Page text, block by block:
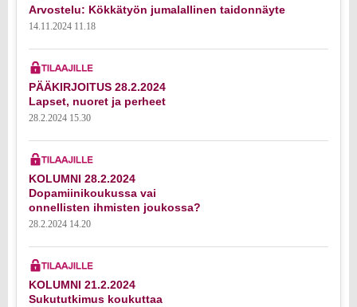
Arvostelu: Kökkätyön jumalallinen taidonnäyte
14.11.2024 11.18
PÄÄKIRJOITUS 28.2.2024
Lapset, nuoret ja perheet
28.2.2024 15.30
KOLUMNI 28.2.2024
Dopamiinikoukussa vai
onnellisten ihmisten joukossa?
28.2.2024 14.20
KOLUMNI 21.2.2024
Sukututkimus koukuttaa